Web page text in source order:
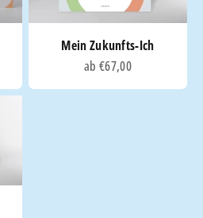
Mein Zukunfts-Ich
Angebot
ab €67,00